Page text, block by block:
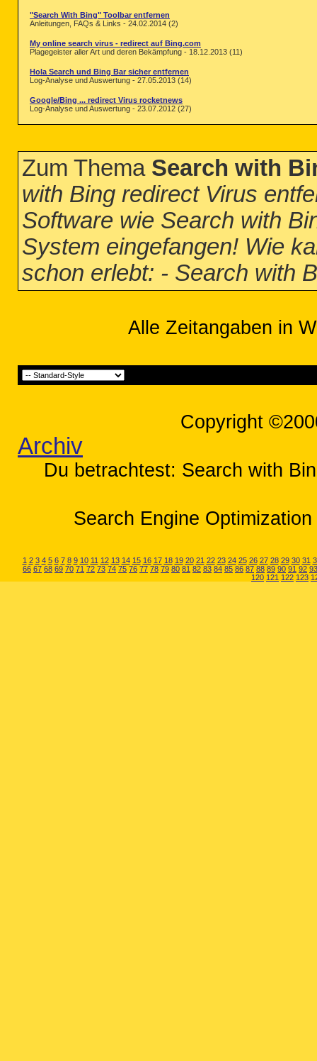
"Search With Bing" Toolbar entfernen
Anleitungen, FAQs & Links - 24.02.2014 (2)
My online search virus - redirect auf Bing.com
Plagegeister aller Art und deren Bekämpfung - 18.12.2013 (11)
Hola Search und Bing Bar sicher entfernen
Log-Analyse und Auswertung - 27.05.2013 (14)
Google/Bing ... redirect Virus rocketnews
Log-Analyse und Auswertung - 23.07.2012 (27)
Zum Thema Search with
with Bing redirect Virus
Software wie Search with
System eingefangen! Wie
schon erlebt: - Search with
Alle Zeitangaben in
Copyright
Archiv
Du betrachtest: Search with
Search Engine
1 2 3 4 5 6 7 8 9 10 11 12 13 14 15 16 17 18 19 20 21 22 23 24 25 26 27 28 29 30 31
66 67 68 69 70 71 72 73 74 75 76 77 78 79 80 81 82 83 84 85 86 87 88 89 90 91 92 93
120 121 122 123